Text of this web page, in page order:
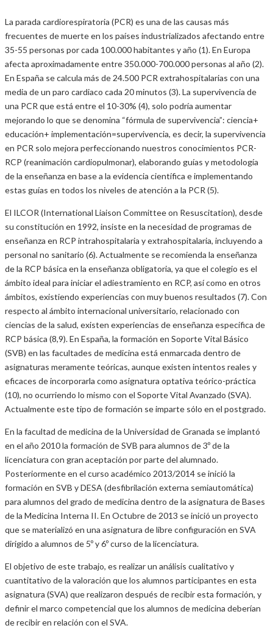
La parada cardiorespiratoria (PCR) es una de las causas más
frecuentes de muerte en los países industrializados afectando entre
35-55 personas por cada 100.000 habitantes y año (1). En Europa
afecta aproximadamente entre 350.000-700.000 personas al año (2).
En España se calcula más de 24.500 PCR extrahospitalarias con una
media de un paro cardiaco cada 20 minutos (3). La supervivencia de
una PCR que está entre el 10-30% (4), solo podría aumentar
mejorando lo que se denomina “fórmula de supervivencia”: ciencia+
educación+ implementación=supervivencia, es decir, la supervivencia
en PCR solo mejora perfeccionando nuestros conocimientos PCR-
RCP (reanimación cardiopulmonar), elaborando guías y metodología
de la enseñanza en base a la evidencia científica e implementando
estas guías en todos los niveles de atención a la PCR (5).
El ILCOR (International Liaison Committee on Resuscitation), desde
su constitución en 1992, insiste en la necesidad de programas de
enseñanza en RCP intrahospitalaria y extrahospitalaria, incluyendo a
personal no sanitario (6). Actualmente se recomienda la enseñanza
de la RCP básica en la enseñanza obligatoria, ya que el colegio es el
ámbito ideal para iniciar el adiestramiento en RCP, así como en otros
ámbitos, existiendo experiencias con muy buenos resultados (7). Con
respecto al ámbito internacional universitario, relacionado con
ciencias de la salud, existen experiencias de enseñanza específica de
RCP básica (8,9). En España, la formación en Soporte Vital Básico
(SVB) en las facultades de medicina está enmarcada dentro de
asignaturas meramente teóricas, aunque existen intentos reales y
eficaces de incorporarla como asignatura optativa teórico-práctica
(10), no ocurriendo lo mismo con el Soporte Vital Avanzado (SVA).
Actualmente este tipo de formación se imparte sólo en el postgrado.
En la facultad de medicina de la Universidad de Granada se implantó
en el año 2010 la formación de SVB para alumnos de 3º de la
licenciatura con gran aceptación por parte del alumnado.
Posteriormente en el curso académico 2013/2014 se inició la
formación en SVB y DESA (desfibrilación externa semiautomática)
para alumnos del grado de medicina dentro de la asignatura de Bases
de la Medicina Interna II. En Octubre de 2013 se inició un proyecto
que se materializó en una asignatura de libre configuración en SVA
dirigido a alumnos de 5º y 6º curso de la licenciatura.
El objetivo de este trabajo, es realizar un análisis cualitativo y
cuantitativo de la valoración que los alumnos participantes en esta
asignatura (SVA) que realizaron después de recibir esta formación, y
definir el marco competencial que los alumnos de medicina deberían
de recibir en relación con el SVA.